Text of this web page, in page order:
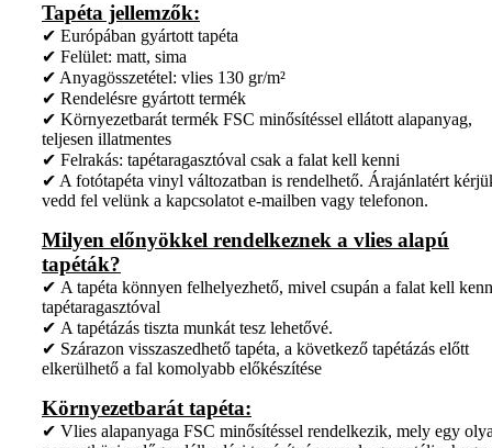
Tapéta jellemzők:
✔ Európában gyártott tapéta
✔ Felület: matt, sima
✔ Anyagösszetétel: vlies 130 gr/m²
✔ Rendelésre gyártott termék
✔ Környezetbarát termék FSC minősítéssel ellátott alapanyag,
teljesen illatmentes
✔ Felrakás: tapétaragasztóval csak a falat kell kenni
✔ A fotótapéta vinyl változatban is rendelhető. Árajánlatért
vedd fel velünk a kapcsolatot e-mailben vagy telefonon.
Milyen előnyökkel rendelkeznek a vlies alapú
tapéták?
✔ A tapéta könnyen felhelyezhető, mivel csupán a falat kell
tapétaragasztóval
✔ A tapétázás tiszta munkát tesz lehetővé.
✔ Szárazon visszaszedhető tapéta, a következő tapétázás előtt
elkerülhető a fal komolyabb előkészítése
Környezetbarát tapéta:
✔ Vlies alapanyaga FSC minősítéssel rendelkezik, mely egy